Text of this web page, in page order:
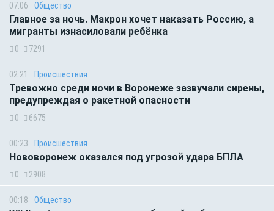
07:06 Общество
Главное за ночь. Макрон хочет наказать Россию, а
мигранты изнасиловали ребёнка
0 7291
02:21 Происшествия
Тревожно среди ночи в Воронеже зазвучали сирены,
предупреждая о ракетной опасности
0 6675
00:23 Происшествия
Нововоронеж оказался под угрозой удара БПЛА
0 2908
00:18 Общество